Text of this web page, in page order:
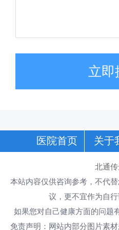
立即
医院首页 关于
北通
本站内容仅供咨询参考，不代
议，更不宜作为自
如果您对自己健康方面的问题
免责声明：网站内部分图片素